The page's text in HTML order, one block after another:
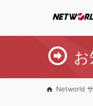
Networld